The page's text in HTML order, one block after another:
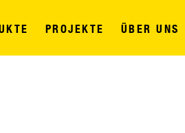
PROJEKTE ÜBER UNS